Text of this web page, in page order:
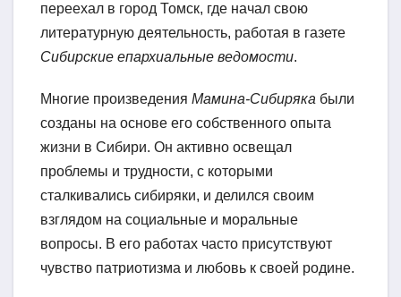
переехал в город Томск, где начал свою
литературную деятельность, работая в газете
Сибирские епархиальные ведомости.
Многие произведения Мамина-Сибиряка были
созданы на основе его собственного опыта
жизни в Сибири. Он активно освещал
проблемы и трудности, с которыми
сталкивались сибиряки, и делился своим
взглядом на социальные и моральные
вопросы. В его работах часто присутствуют
чувство патриотизма и любовь к своей родине.